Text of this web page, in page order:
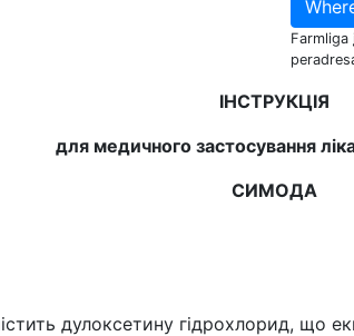
Farmliga
ІНСТРУКЦІЯ
для медичного застосування
СИМОДА
дулоксетину гідрохлорид, що